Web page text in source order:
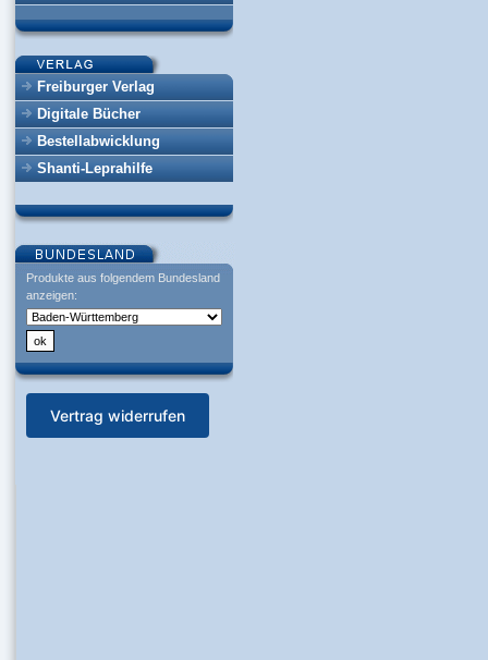
Freiburger Verlag
Digitale Bücher
Bestellabwicklung
Shanti-Leprahilfe
Produkte aus folgendem Bundesland
anzeigen:
Vertrag widerrufen